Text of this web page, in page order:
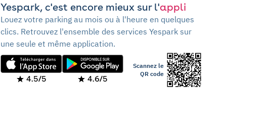
Yespark, c'est encore mieux sur l'appli
Louez votre parking au mois ou à l'heure en quelques
clics. Retrouvez l'ensemble des services Yespark sur
une seule et même application.
4.5/5 4.6/5
Scannez le
QR code